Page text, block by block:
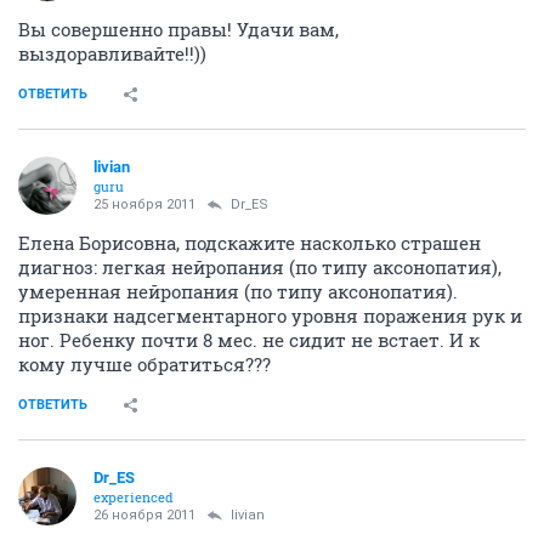
Вы совершенно правы! Удачи вам,
выздоравливайте!!))
ОТВЕТИТЬ
livian
guru
25 ноября 2011 Dr_ES
Елена Борисовна, подскажите насколько страшен
диагноз: легкая нейропания (по типу аксонопатия),
умеренная нейропания (по типу аксонопатия).
признаки надсегментарного уровня поражения рук и
ног. Ребенку почти 8 мес. не сидит не встает. И к
кому лучше обратиться???
ОТВЕТИТЬ
Dr_ES
experienced
26 ноября 2011 livian